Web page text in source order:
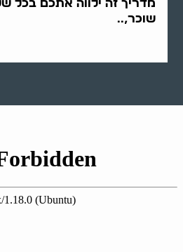
מדריך זה ילווה אתכם בכל
שוכר,..